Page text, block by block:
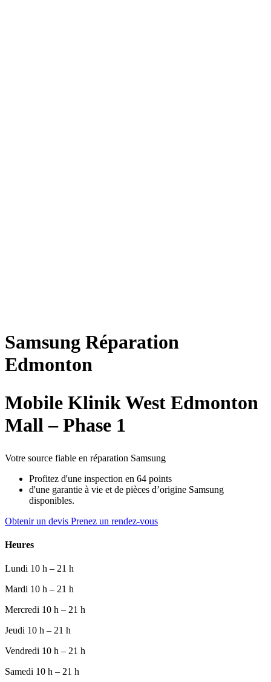
Samsung Réparation
Edmonton
Mobile Klinik West Edmonton
Mall – Phase 1
Votre source fiable en réparation Samsung
Profitez d'une inspection en 64 points
d'une garantie à vie et de pièces d’origine Samsung
disponibles.
Obtenir un devis Prenez un rendez-vous
Heures
Lundi 10 h – 21 h
Mardi 10 h – 21 h
Mercredi 10 h – 21 h
Jeudi 10 h – 21 h
Vendredi 10 h – 21 h
Samedi 10 h – 21 h